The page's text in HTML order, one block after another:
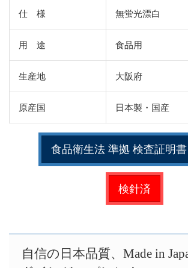
仕 様 無蛍光漂白
用 途 食品用
生産地 大阪府
原産国 日本製・国産
食品衛生法 準拠 検査証明書
検針済
自信の日本品質、Made in